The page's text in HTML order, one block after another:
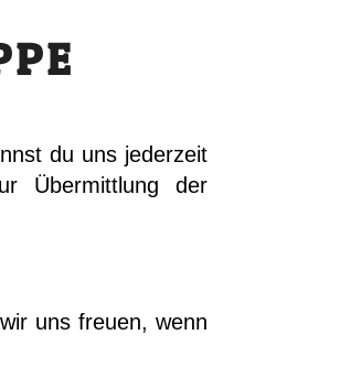
du uns jederzeit
Übermittlung der
uns freuen, wenn